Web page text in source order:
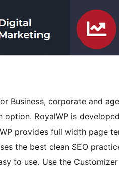
Business, corporate and
option. RoyalWP is
provides full width page
the best clean SEO
to use. Use the